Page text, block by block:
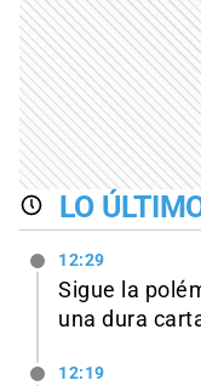
LO
12:29
Sigue la
una dura
12:19